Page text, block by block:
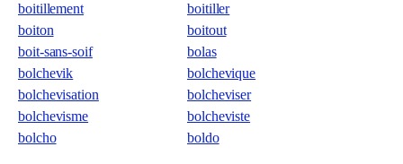
boitillement
boitiller
boiton
boitout
boit-sans-soif
bolas
bolchevik
bolchevique
bolchevisation
bolcheviser
bolchevisme
bolcheviste
bolcho
boldo